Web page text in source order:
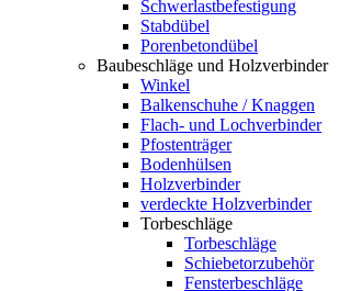
Schwerlastbefestigung
Stabdübel
Porenbetondübel
Baubeschläge und Holzverbinder
Winkel
Balkenschuhe / Knaggen
Flach- und Lochverbinder
Pfostenträger
Bodenhülsen
Holzverbinder
verdeckte Holzverbinder
Torbeschläge
Torbeschläge
Schiebetorzubehör
Fensterbeschläge